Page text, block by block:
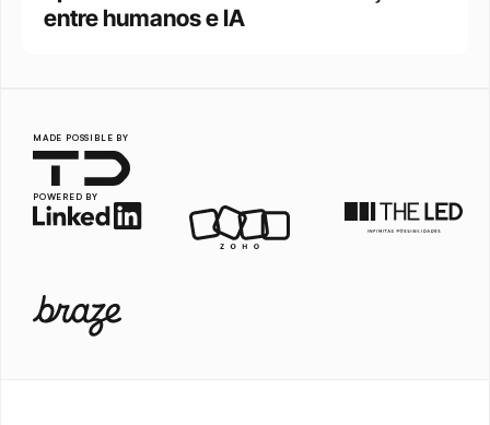
entre humanos e IA
MADE POSSIBLE BY
POWERED BY